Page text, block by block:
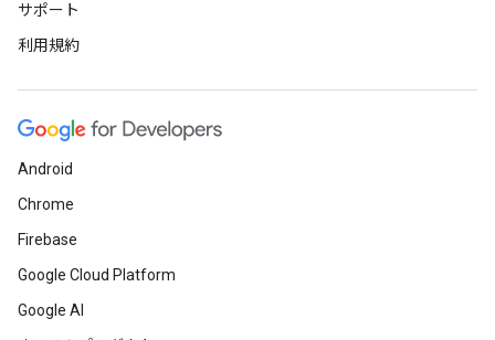
サポート
利用規約
Android
Chrome
Firebase
Google Cloud Platform
Google AI